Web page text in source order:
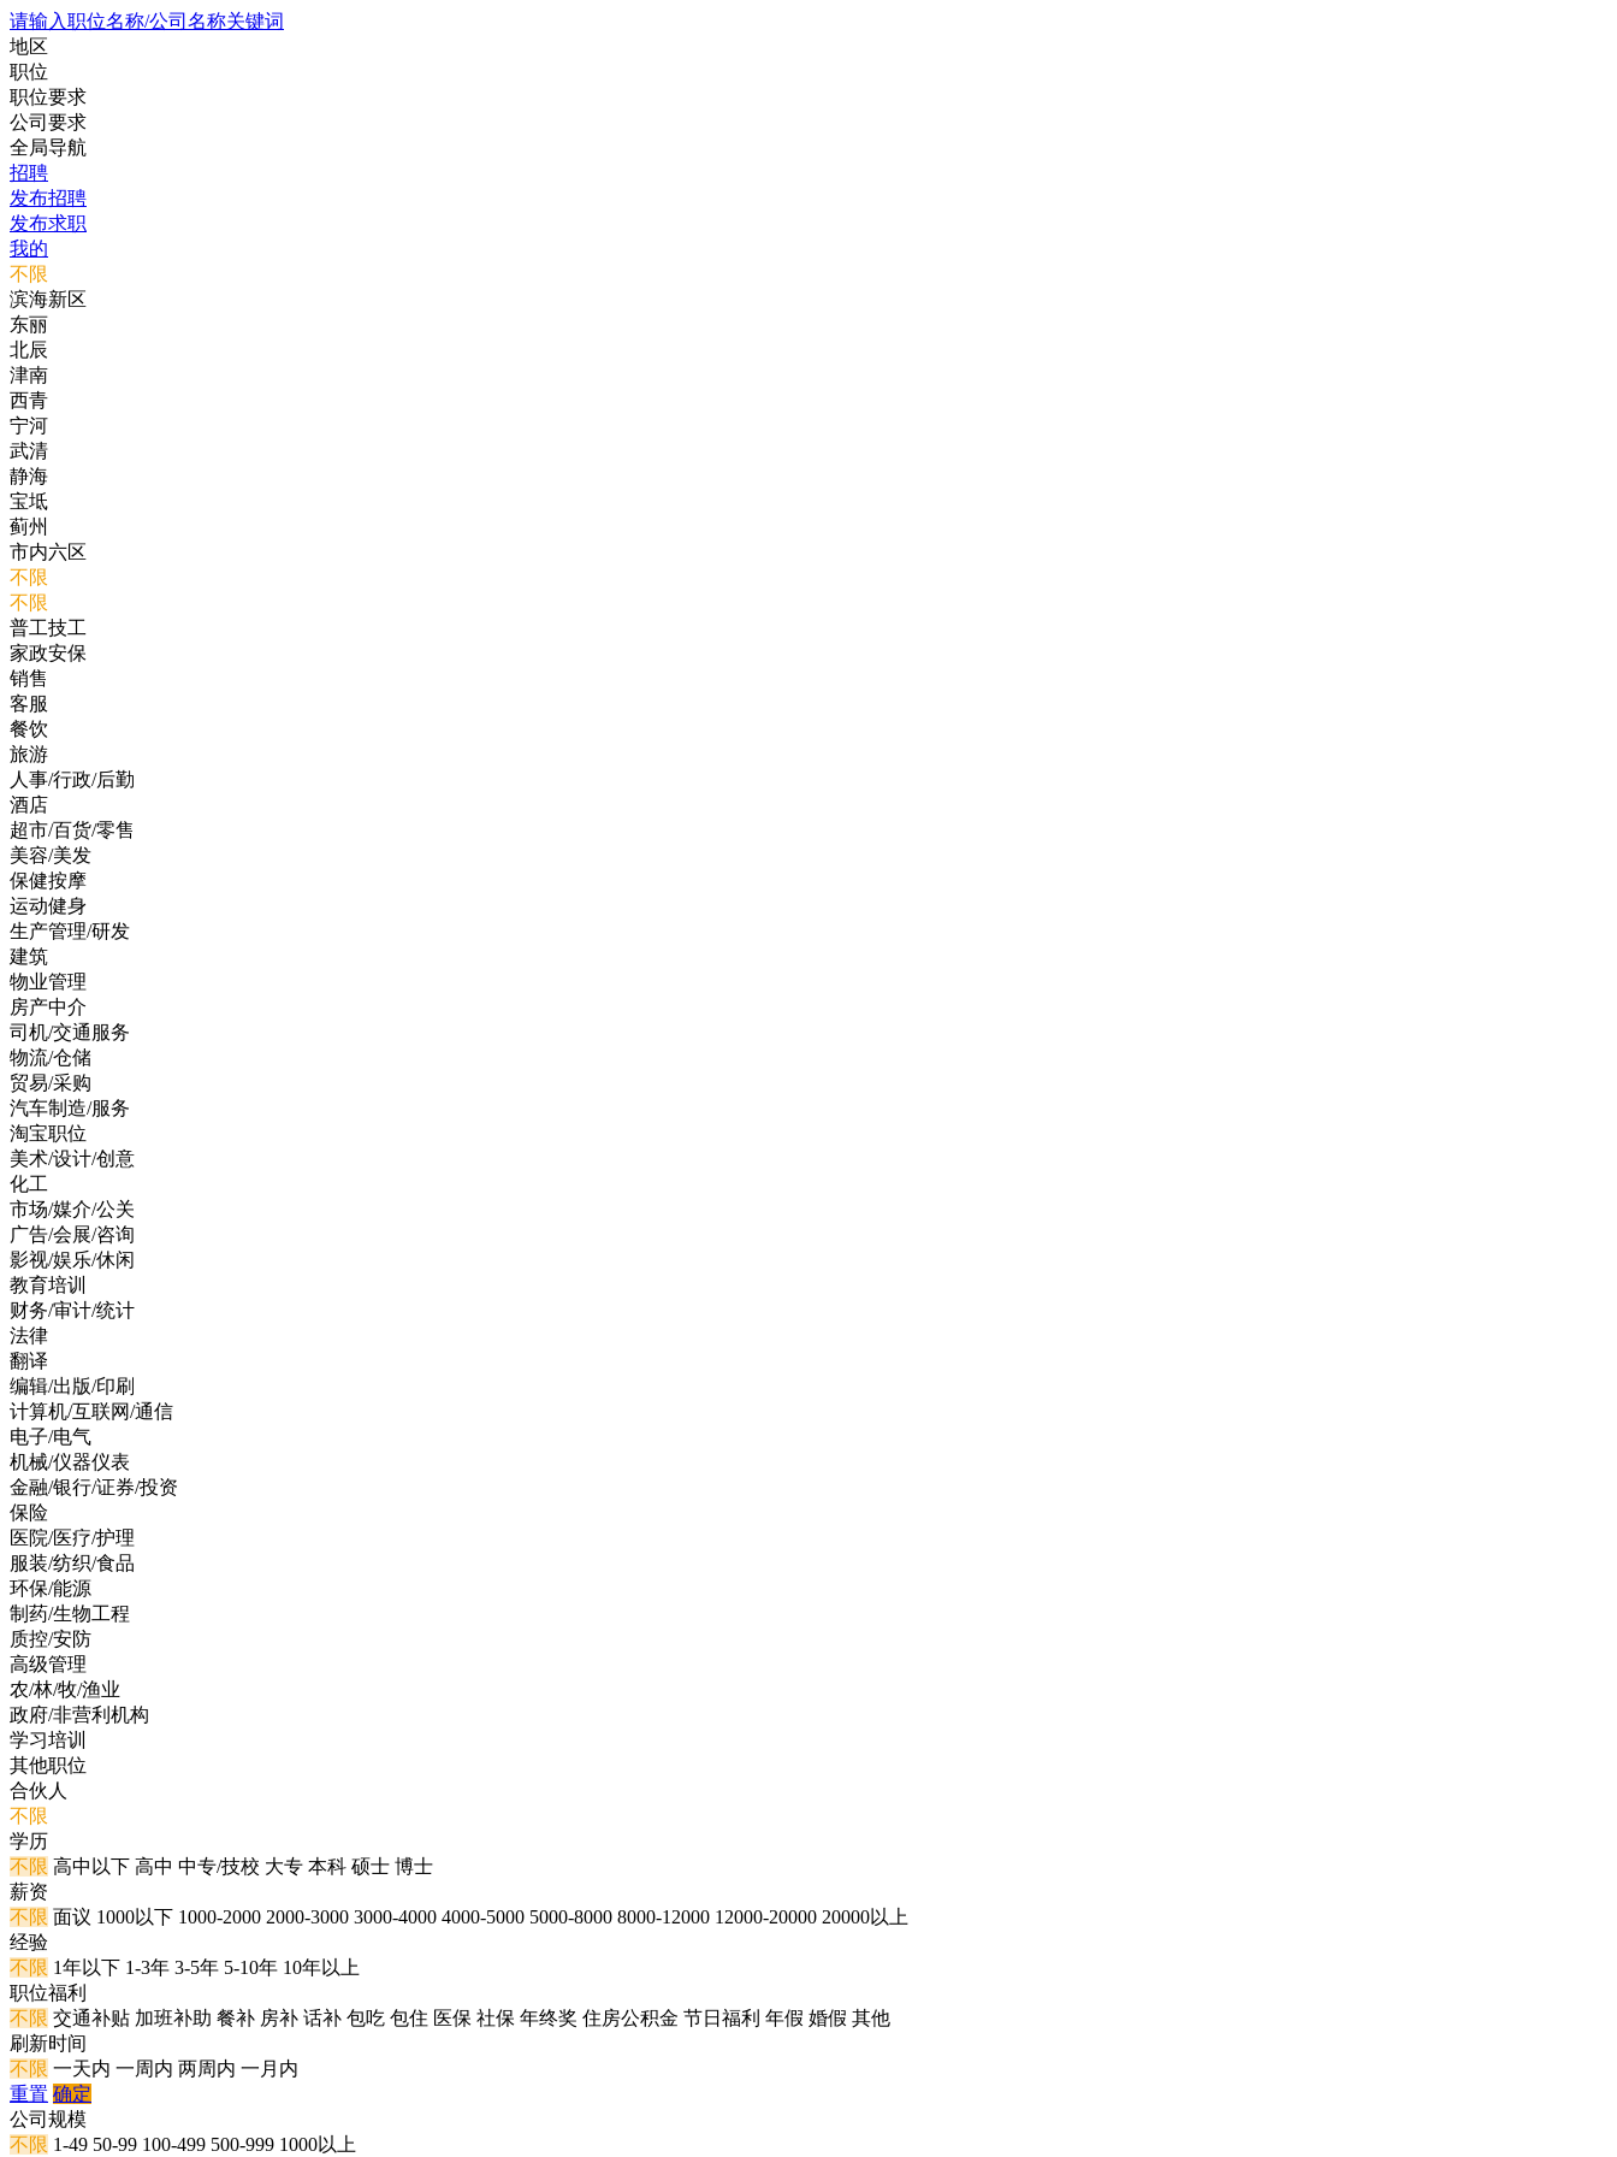
请输入职位名称/公司名称关键词
地区
职位
职位要求
公司要求
全局导航
招聘
发布招聘
发布求职
我的
不限
滨海新区
东丽
北辰
津南
西青
宁河
武清
静海
宝坻
蓟州
市内六区
不限
不限
普工技工
家政安保
销售
客服
餐饮
旅游
人事/行政/后勤
酒店
超市/百货/零售
美容/美发
保健按摩
运动健身
生产管理/研发
建筑
物业管理
房产中介
司机/交通服务
物流/仓储
贸易/采购
汽车制造/服务
淘宝职位
美术/设计/创意
化工
市场/媒介/公关
广告/会展/咨询
影视/娱乐/休闲
教育培训
财务/审计/统计
法律
翻译
编辑/出版/印刷
计算机/互联网/通信
电子/电气
机械/仪器仪表
金融/银行/证券/投资
保险
医院/医疗/护理
服装/纺织/食品
环保/能源
制药/生物工程
质控/安防
高级管理
农/林/牧/渔业
政府/非营利机构
学习培训
其他职位
合伙人
不限
学历
不限 高中以下 高中 中专/技校 大专 本科 硕士 博士
薪资
不限 面议 1000以下 1000-2000 2000-3000 3000-4000 4000-5000 5000-8000 8000-12000 12000-20000 20000以上
经验
不限 1年以下 1-3年 3-5年 5-10年 10年以上
职位福利
不限 交通补贴 加班补助 餐补 房补 话补 包吃 包住 医保 社保 年终奖 住房公积金 节日福利 年假 婚假 其他
刷新时间
不限 一天内 一周内 两周内 一月内
重置 确定
公司规模
不限 1-49 50-99 100-499 500-999 1000以上